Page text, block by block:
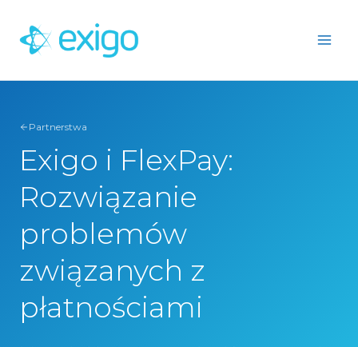
treści
Partnerstwa
Exigo i FlexPay:
Rozwiązanie
problemów
związanych z
płatnościami